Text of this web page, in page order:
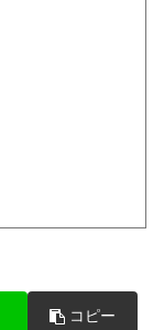
コピー